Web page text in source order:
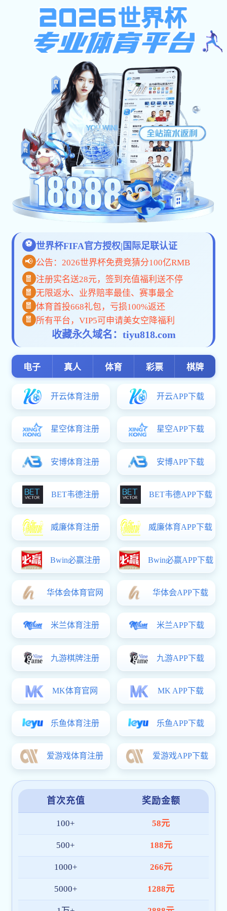
安博官网入口_安博中国
校园首页 报考指南 专业介绍
报考指南
>> 学院官网
>> 院长寄语
>> 学院概况
>> 科学研究
当前位置：
9月25日
院党委副书记